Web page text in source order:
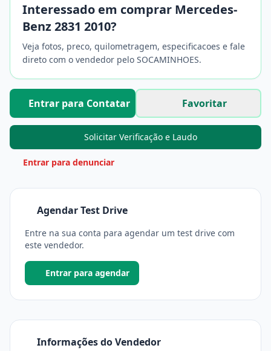
Interessado em comprar Mercedes-
Benz 2831 2010?
Veja fotos, preco, quilometragem, especificacoes e fale
direto com o vendedor pelo SOCAMINHOES.
Entrar para Contatar Favoritar
Solicitar Verificação e Laudo
Entrar para denunciar
Agendar Test Drive
Entre na sua conta para agendar um test drive com
este vendedor.
Entrar para agendar
Informações do Vendedor